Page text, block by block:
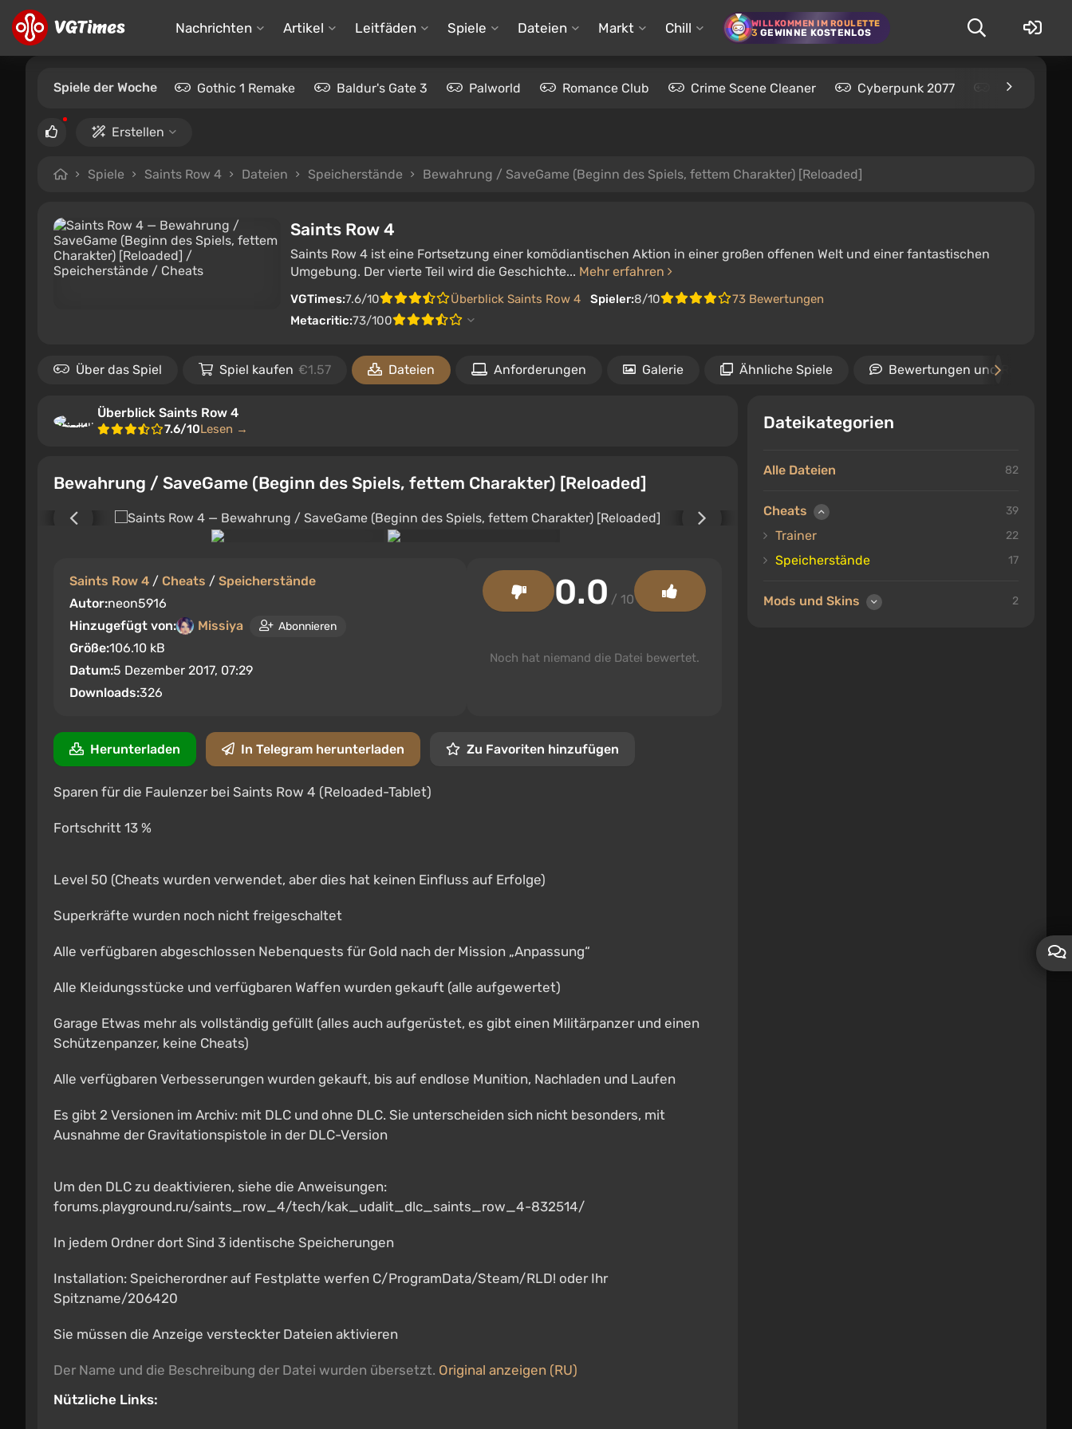
Nachrichten Artikel Leitfäden Spiele Dateien Markt Chill WILLKOMMEN IM ROULETTE
3 GEWINNE KOSTENLOS
Spiele der Woche Gothic 1 Remake Baldur's Gate 3 Palworld Romance Club Crime Scene Cleaner Cyberpunk 2077 Kingdom
Erstellen
Spiele Saints Row 4 Dateien Speicherstände Bewahrung / SaveGame (Beginn des Spiels, fettem Charakter) [Reloaded]
Saints Row 4
Saints Row 4 ist eine Fortsetzung einer komödiantischen Aktion in einer großen offenen Welt und einer fantastischen
Umgebung. Der vierte Teil wird die Geschichte... Mehr erfahren
VGTimes:7.6/10 Überblick Saints Row 4 Spieler:8/10
73 Bewertungen
Metacritic:73/100
Über das Spiel Spiel kaufen €1.57 Dateien Anforderungen Galerie Ähnliche Spiele Bewertungen und
Überblick Saints Row 4
7.6/10Lesen → Dateikategorien
Alle Dateien 82
Cheats 39
Trainer 22
Speicherstände 17
Mods und Skins 2
Bewahrung / SaveGame (Beginn des Spiels, fettem Charakter) [Reloaded]
Saints Row 4 / Cheats / Speicherstände
Autor:neon5916
Hinzugefügt von:
Missiya Abonnieren
Größe:106.10 kB
Datum:5 Dezember 2017, 07:29
Downloads:326
0.0 / 10
Noch hat niemand die Datei bewertet.
Herunterladen In Telegram herunterladen Zu Favoriten hinzufügen
Sparen für die Faulenzer bei Saints Row 4 (Reloaded-Tablet)
Fortschritt 13 %
Level 50 (Cheats wurden verwendet, aber dies hat keinen Einfluss auf Erfolge)
Superkräfte wurden noch nicht freigeschaltet
Alle verfügbaren abgeschlossen Nebenquests für Gold nach der Mission „Anpassung“
Alle Kleidungsstücke und verfügbaren Waffen wurden gekauft (alle aufgewertet)
Garage Etwas mehr als vollständig gefüllt (alles auch aufgerüstet, es gibt einen Militärpanzer und einen
Schützenpanzer, keine Cheats)
Alle verfügbaren Verbesserungen wurden gekauft, bis auf endlose Munition, Nachladen und Laufen
Es gibt 2 Versionen im Archiv: mit DLC und ohne DLC. Sie unterscheiden sich nicht besonders, mit
Ausnahme der Gravitationspistole in der DLC-Version
Um den DLC zu deaktivieren, siehe die Anweisungen:
forums.playground.ru/saints_row_4/tech/kak_udalit_dlc_saints_row_4-832514/
In jedem Ordner dort Sind 3 identische Speicherungen
Installation: Speicherordner auf Festplatte werfen C/ProgramData/Steam/RLD! oder Ihr
Spitzname/206420
Sie müssen die Anzeige versteckter Dateien aktivieren
Der Name und die Beschreibung der Datei wurden übersetzt. Original anzeigen (RU)
Nützliche Links: